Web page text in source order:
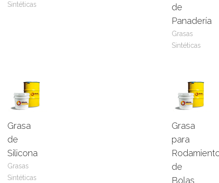
Sintéticas
de
Panadería
Grasas
Sintéticas
Grasa
de
Silicona
Grasas
Sintéticas
Grasa
para
de
Bolas